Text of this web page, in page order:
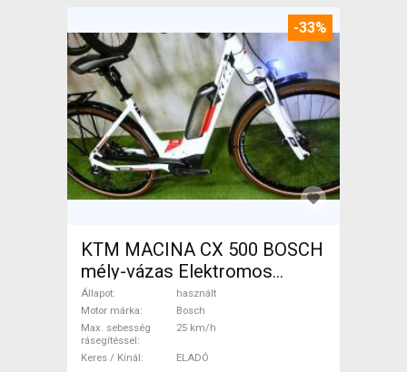
-33%
KTM MACINA CX 500 BOSCH
mély-vázas Elektromos
Trekking/cross 25 km/h
Bosch használt ELADÓ
Állapot
használt
Motor márka
Bosch
Max. sebesség
rásegítéssel
25 km/h
Keres / Kínál ELADÓ